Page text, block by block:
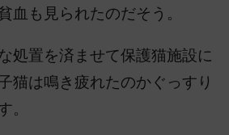
血も見られたのだそう。
処置を済ませて保護猫施設に
猫は鳴き疲れたのかぐっすり
。